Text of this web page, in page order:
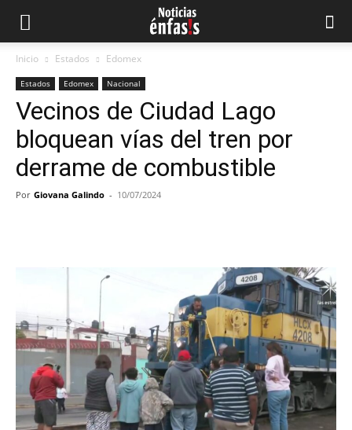
Inicio Estados Edomex
Estados Edomex Nacional
Vecinos de Ciudad Lago
bloquean vías del tren por
derrame de combustible
Por Giovana Galindo - 10/07/2024